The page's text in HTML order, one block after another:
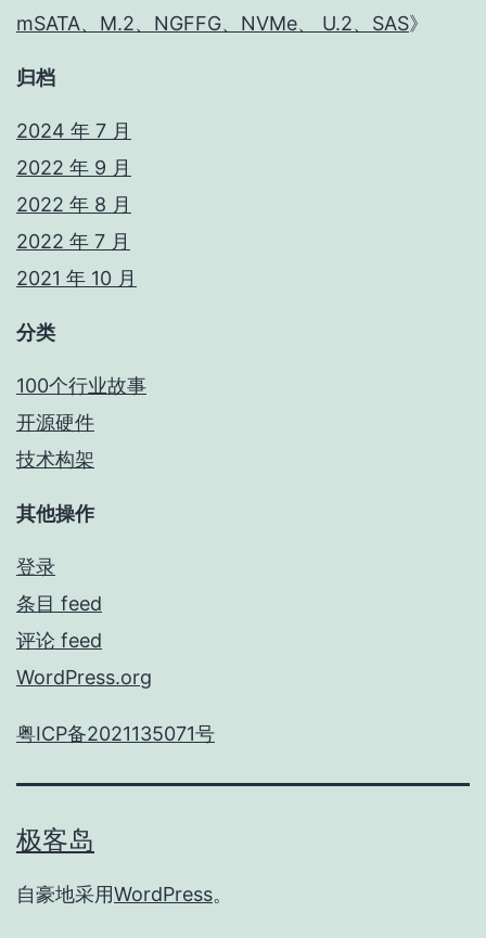
mSATA、M.2、NGFFG、NVMe、 U.2、SAS》
归档
2024 年 7 月
2022 年 9 月
2022 年 8 月
2022 年 7 月
2021 年 10 月
分类
100个行业故事
开源硬件
技术构架
其他操作
登录
条目 feed
评论 feed
WordPress.org
粤ICP备2021135071号
极客岛
自豪地采用WordPress。